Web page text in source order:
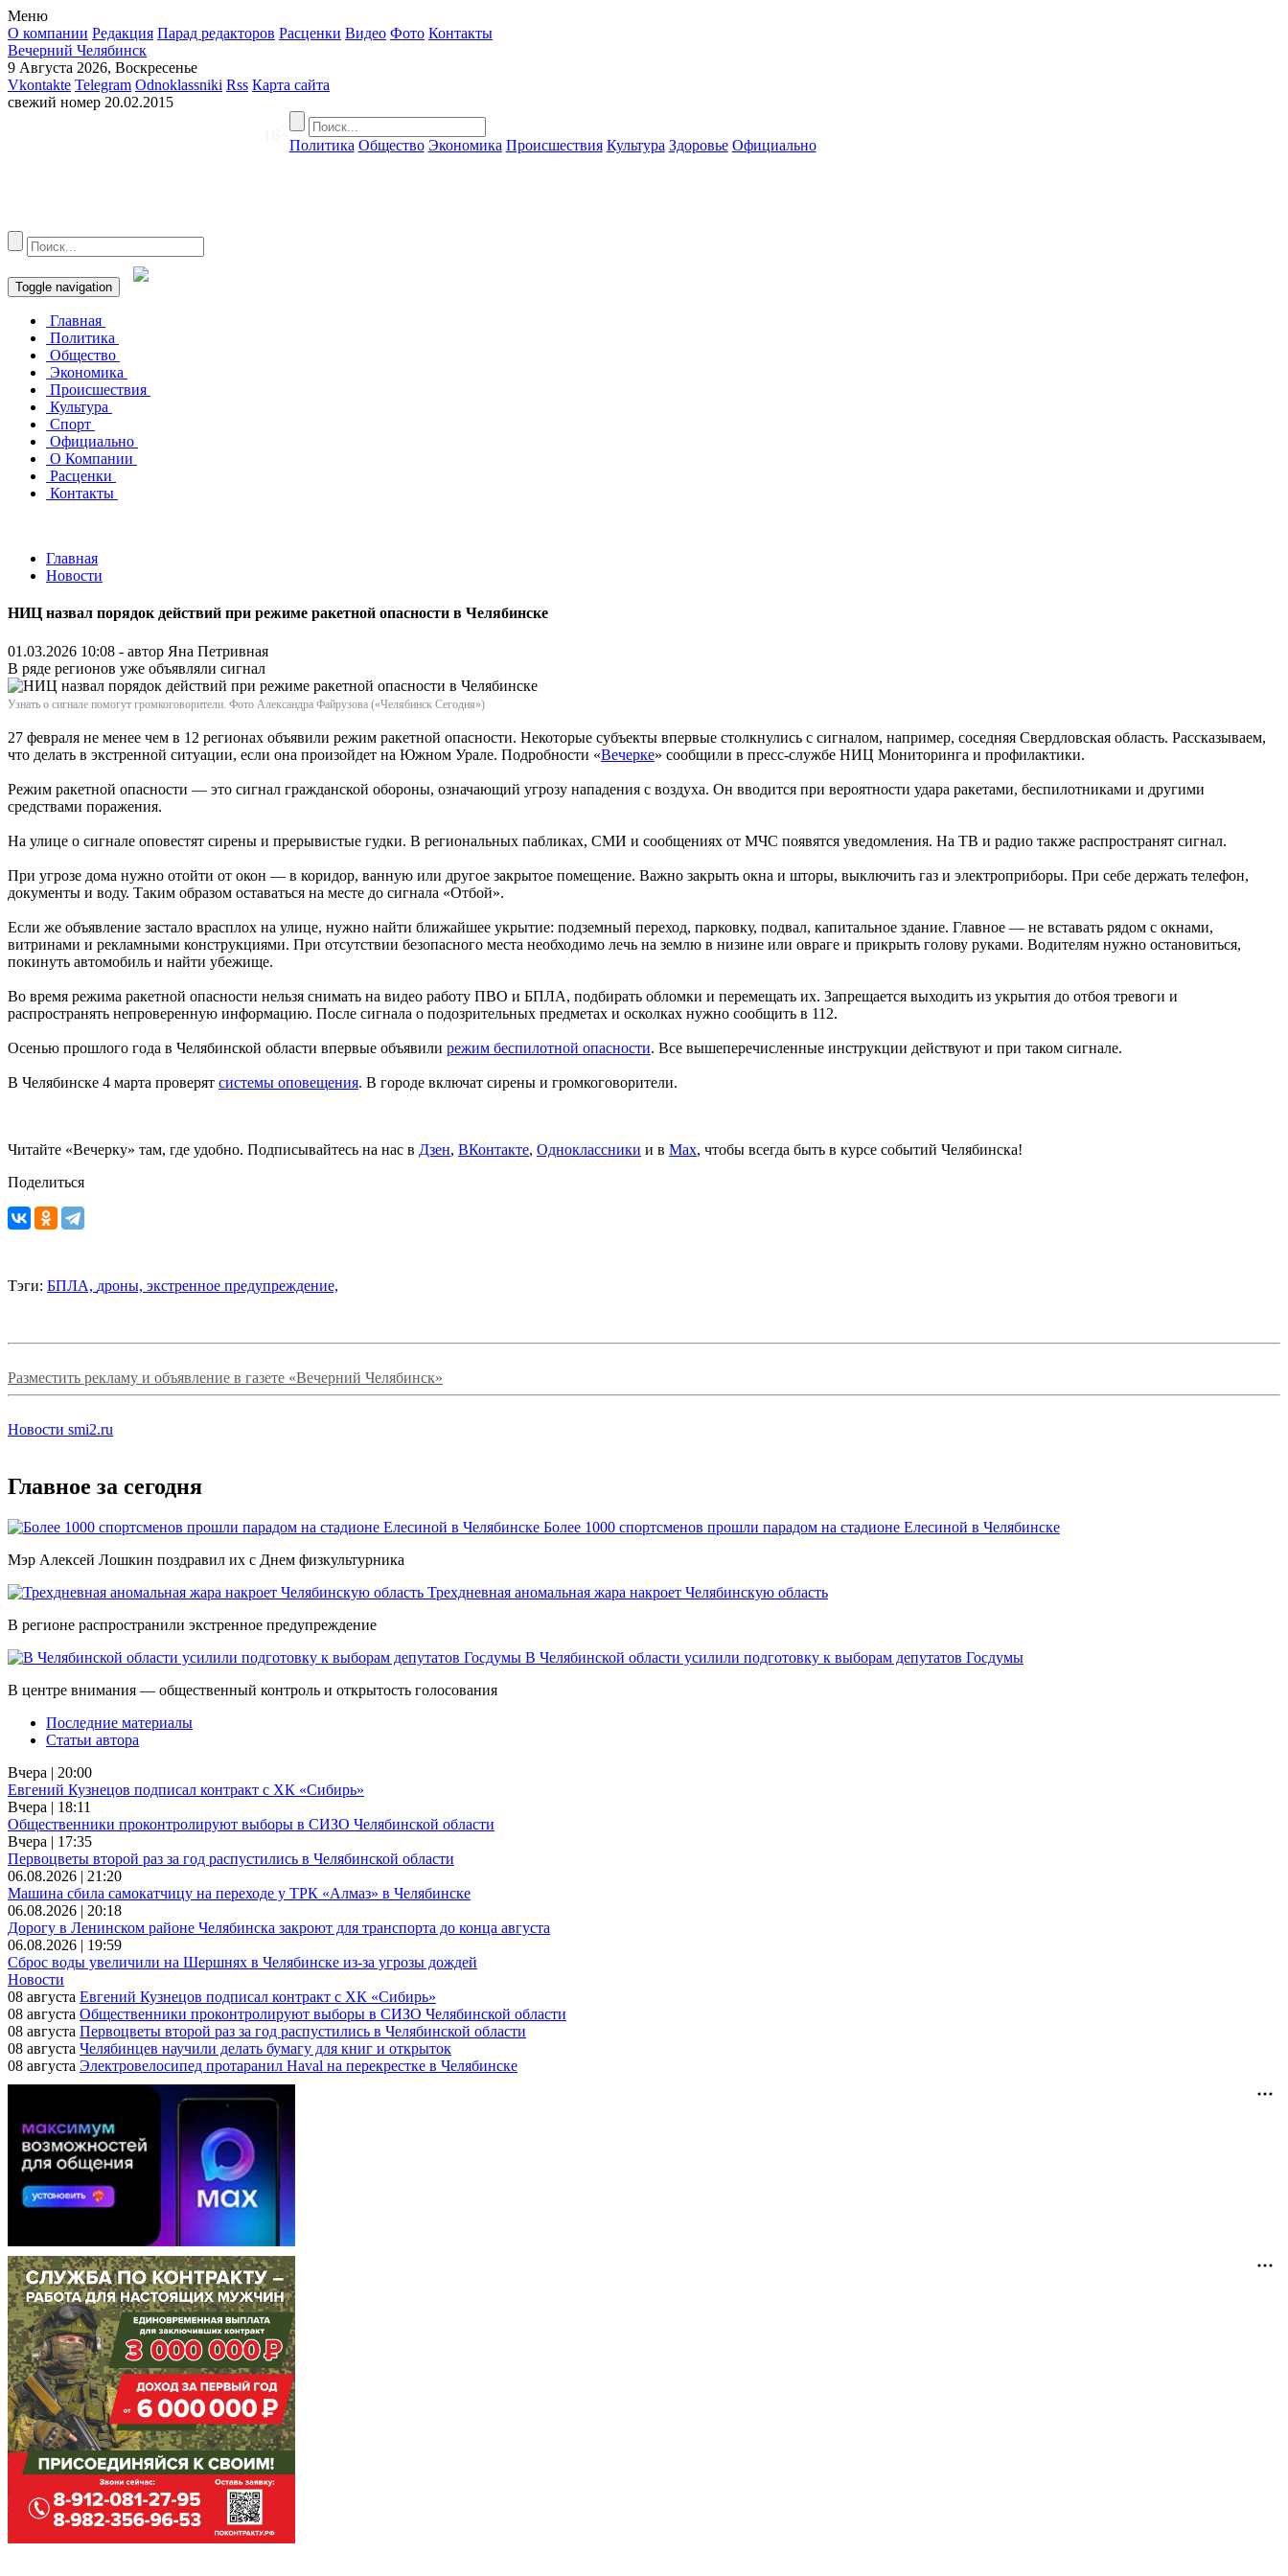
Меню
О компании Редакция Парад редакторов Расценки Видео Фото Контакты
Вечерний Челябинск
9 Августа 2026, Воскресенье
Vkontakte Telegram Odnoklassniki Rss Карта сайта
свежий номер 20.02.2015
Политика Общество Экономика Происшествия Культура Здоровье Официально
Toggle navigation
Главная
Политика
Общество
Экономика
Происшествия
Культура
Спорт
Официально
О Компании
Расценки
Контакты
Главная
Новости
НИЦ назвал порядок действий при режиме ракетной опасности в Челябинске
01.03.2026 10:08 - автор Яна Петривная
В ряде регионов уже объявляли сигнал
Узнать о сигнале помогут громкоговорители. Фото Александра Файрузова («Челябинск Сегодня»)
27 февраля не менее чем в 12 регионах объявили режим ракетной опасности. Некоторые субъекты впервые столкнулись с сигналом, например, соседняя Свердловская область. Рассказываем,
что делать в экстренной ситуации, если она произойдет на Южном Урале. Подробности «Вечерке» сообщили в пресс-службе НИЦ Мониторинга и профилактики.
Режим ракетной опасности — это сигнал гражданской обороны, означающий угрозу нападения с воздуха. Он вводится при вероятности удара ракетами, беспилотниками и другими
средствами поражения.
На улице о сигнале оповестят сирены и прерывистые гудки. В региональных пабликах, СМИ и сообщениях от МЧС появятся уведомления. На ТВ и радио также распространят сигнал.
При угрозе дома нужно отойти от окон — в коридор, ванную или другое закрытое помещение. Важно закрыть окна и шторы, выключить газ и электроприборы. При себе держать телефон,
документы и воду. Таким образом оставаться на месте до сигнала «Отбой».
Если же объявление застало врасплох на улице, нужно найти ближайшее укрытие: подземный переход, парковку, подвал, капитальное здание. Главное — не вставать рядом с окнами,
витринами и рекламными конструкциями. При отсутствии безопасного места необходимо лечь на землю в низине или овраге и прикрыть голову руками. Водителям нужно остановиться,
покинуть автомобиль и найти убежище.
Во время режима ракетной опасности нельзя снимать на видео работу ПВО и БПЛА, подбирать обломки и перемещать их. Запрещается выходить из укрытия до отбоя тревоги и
распространять непроверенную информацию. После сигнала о подозрительных предметах и осколках нужно сообщить в 112.
Осенью прошлого года в Челябинской области впервые объявили режим беспилотной опасности. Все вышеперечисленные инструкции действуют и при таком сигнале.
В Челябинске 4 марта проверят системы оповещения. В городе включат сирены и громкоговорители.
Читайте «Вечерку» там, где удобно. Подписывайтесь на нас в Дзен, ВКонтакте, Одноклассники и в Max, чтобы всегда быть в курсе событий Челябинска!
Поделиться
Тэги: БПЛА, дроны, экстренное предупреждение,
Разместить рекламу и объявление в газете «Вечерний Челябинск»
Новости smi2.ru
Главное за сегодня
Более 1000 спортсменов прошли парадом на стадионе Елесиной в Челябинске
Мэр Алексей Лошкин поздравил их с Днем физкультурника
Трехдневная аномальная жара накроет Челябинскую область
В регионе распространили экстренное предупреждение
В Челябинской области усилили подготовку к выборам депутатов Госдумы
В центре внимания — общественный контроль и открытость голосования
Последние материалы
Статьи автора
Вчера | 20:00
Евгений Кузнецов подписал контракт с ХК «Сибирь»
Вчера | 18:11
Общественники проконтролируют выборы в СИЗО Челябинской области
Вчера | 17:35
Первоцветы второй раз за год распустились в Челябинской области
06.08.2026 | 21:20
Машина сбила самокатчицу на переходе у ТРК «Алмаз» в Челябинске
06.08.2026 | 20:18
Дорогу в Ленинском районе Челябинска закроют для транспорта до конца августа
06.08.2026 | 19:59
Сброс воды увеличили на Шершнях в Челябинске из-за угрозы дождей
Новости
08 августа Евгений Кузнецов подписал контракт с ХК «Сибирь»
08 августа Общественники проконтролируют выборы в СИЗО Челябинской области
08 августа Первоцветы второй раз за год распустились в Челябинской области
08 августа Челябинцев научили делать бумагу для книг и открыток
08 августа Электровелосипед протаранил Haval на перекрестке в Челябинске